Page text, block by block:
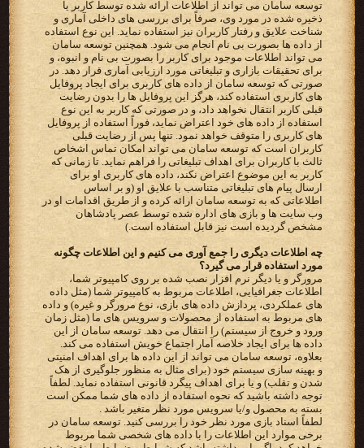
توسعه سامان می تواند از اطلاعات ارائه شده توسط کاربر یا
ذخیره شده در مورد وی، صرفاً برای بررسی های داخلی آماری و
شناخت علایق و رفتار کاربران نیز استفاده نماید. این نوع استفاده
از داده ها بصورت بی نام انجام می شود. همچنین توسعه سامان
می تواند اطلاعات موجود برای کاربر را بصورت بی نام و انبوه، و
برای تحقیقات بازاری و تبلیغاتی مورد ارزیابی آماری قرار دهد. در
صورتی که توسعه سامان از داده های کاربری برای ایجاد پروفایل
های کاربری استفاده کند، هرگز این پروفایل ها را بدون رضایت
قبلی کاربر انتقال نخواهد داد، و در صورتی که کاربر به این نوع
استفاده از داده های خود اعتراض نماید، فوراً استفاده از پروفایل
های کاربری را متوقف خواهد نمود. تنها پس از رضایت قبلی
کاربران است که توسعه سامان می تواند امکان تماس اشخاص
ثالث با کاربران برای اهداف تبلیغاتی را فراهم نماید. تا زمانی که
کاربر به این موضوع اعتراض نکند، داده های کاربری او برای
ارسال پیام های تبلیغاتی متناسب با علایق او (و بر اساس
اطلاعاتی که به توسعه سامان ارائه کرده و از طریق اقدامات او در
وب سایت ها و بازی های اداره شده توسط عصر پادشاهان
مشخص گردیده است نیز قابل استفاده است.)
چه اطلاعات دیگری را جمع آوری می کنیم و این اطلاعات چگونه
مورد استفاده قرار می گیرد؟
مرورگر و یا دیگر نرم افزار نصب شده بر روی کامپیوتر شما،
اطلاعات جغرافیایی، اطلاعات مربوط به کامپیوتر شما (مثل داده
های عملکردی، پردازش داده های بازی، نوع مرورگر و غیره) و داده
های مربوط به استفاده از محصولات و سرویس های ما (مثل زمان
ورود و خروج از سیستم) را انتقال می دهد. توسعه سامان از این
داده ها برای ایجاد خلاصه آمار اجتماع خویش استفاده می کند.
بعلاوه، توسعه سامان می تواند از این داده ها برای اهداف امنیتی
و بهینه سازی سیستم خود (برای مثال به منظور جلوگیری از هک
شدن و تقلب) و یا برای اهداف پیگرد قانونی استفاده نماید. لطفاً
توجه داشته باشید که نحوه استفاده از داده های شما ممکن است
بسته به محصول و/یا سرویس مورد نظر متغیر باشد .
لطفاً اسناد بازی مورد نظر خود را بررسی کنید. توسعه سامان در
برخی موارد این اطلاعات را با داده های شخصی شما مربوط